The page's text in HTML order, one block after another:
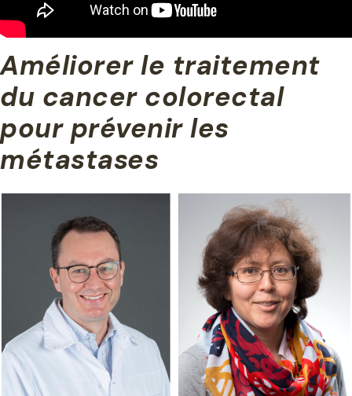
Améliorer le traitement
du cancer colorectal
pour prévenir les
métastases